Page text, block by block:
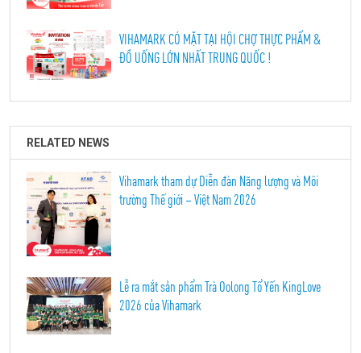
VIHAMARK CÓ MẶT TẠI HỘI CHỢ THỰC PHẨM &
ĐỒ UỐNG LỚN NHẤT TRUNG QUỐC !
RELATED NEWS
Vihamark tham dự Diễn đàn Năng lượng và Môi
trường Thế giới – Việt Nam 2026
Lễ ra mắt sản phẩm Trà Oolong Tổ Yến KingLove
2026 của Vihamark